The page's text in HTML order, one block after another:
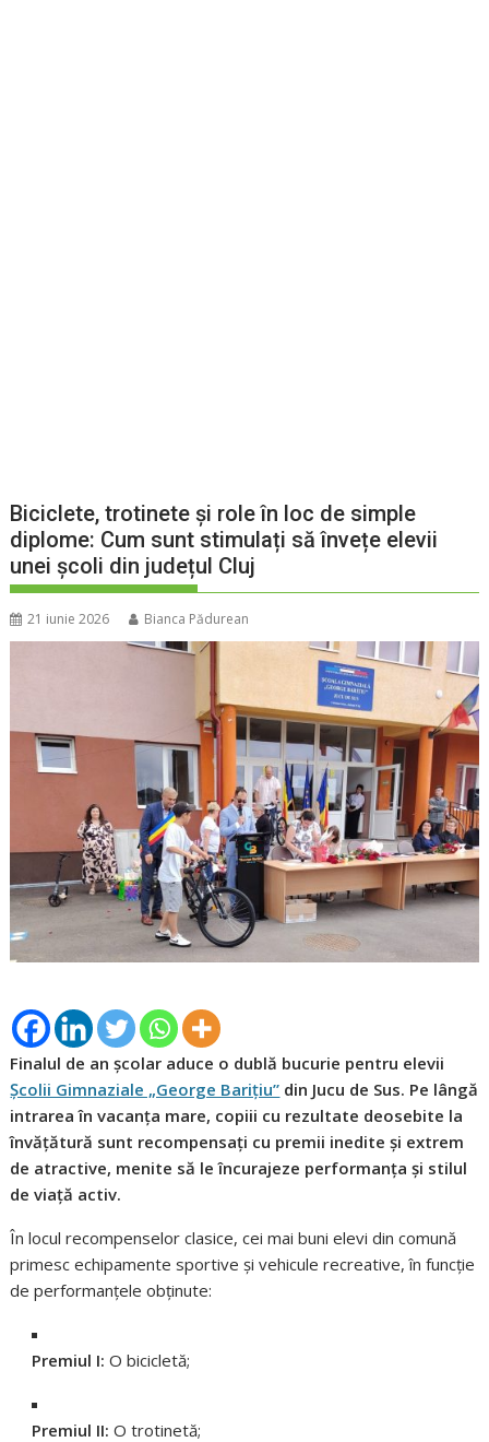
Biciclete, trotinete și role în loc de simple
diplome: Cum sunt stimulați să învețe elevii
unei școli din județul Cluj
21 iunie 2026 Bianca Pădurean
Finalul de an școlar aduce o dublă bucurie pentru elevii
Școlii Gimnaziale „George Barițiu” din Jucu de Sus. Pe lângă
intrarea în vacanța mare, copiii cu rezultate deosebite la
învățătură sunt recompensați cu premii inedite și extrem
de atractive, menite să le încurajeze performanța și stilul
de viață activ.
În locul recompenselor clasice, cei mai buni elevi din comună
primesc echipamente sportive și vehicule recreative, în funcție
de performanțele obținute:
Premiul I: O bicicletă;
Premiul II: O trotinetă;